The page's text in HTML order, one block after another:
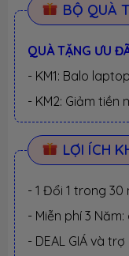
BỘ QUÀ
QUÀ TẶNG ƯU
- KM1: Balo
- KM2: Giảm tiền
LỢI ÍCH
- 1 Đổi 1 trong 30
- Miễn phí 3
- DEAL GIÁ và